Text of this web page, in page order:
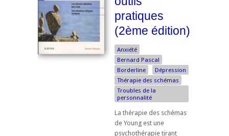
pratiques
(2ème édition)
Anxiété
Bernard Pascal
Borderline
Dépression
Thérapie des schémas
Troubles de la
personnalité
La thérapie des schémas
de Young est une
psychothérapie tirant